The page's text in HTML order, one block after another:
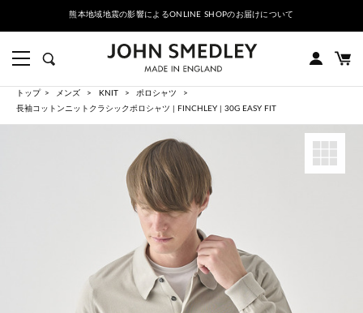
熊本地域地震の影響によるONLINE SHOPのお届けについて
トップ メンズ KNIT
ポロシャツ
長袖コットンニットクラシックポロシャツ | FINCHLEY | 30G EASY FIT